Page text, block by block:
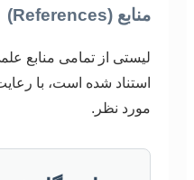
منابع (References)
لیستی از تمامی منابع
استناد شده است، با
مورد نظر.